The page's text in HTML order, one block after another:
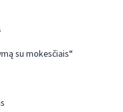
su mokesčiais“